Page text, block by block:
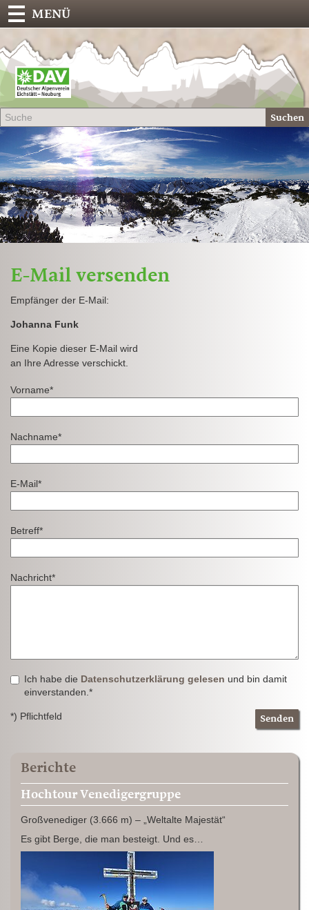
Suchen
MENÜ
E-Mail versenden
Empfänger der E-Mail:
Johanna Funk
Eine Kopie dieser E-Mail wird
an Ihre Adresse verschickt.
Vorname*
Nachname*
E-Mail*
Betreff*
Nachricht*
Ich habe die Datenschutzerklärung gelesen und bin damit
einverstanden.*
*) Pflichtfeld Senden
Berichte
Hochtour Venedigergruppe
Großvenediger (3.666 m) – „Weltalte Majestät“
Es gibt Berge, die man besteigt. Und es…